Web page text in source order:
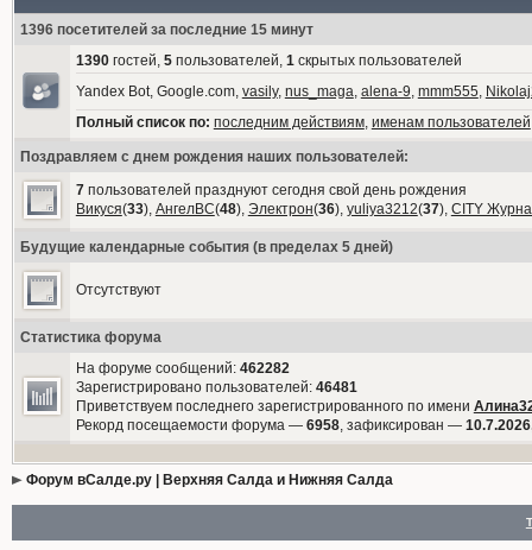
1396 посетителей за последние 15 минут
1390гостей, 5пользователей, 1скрытых пользователей
Yandex Bot, Google.com, vasily, nus_maga, alena-9, mmm555,
Полный список по: последним действиям, именам пользователей
Поздравляем с днем рождения наших пользователей:
7пользователей празднуют сегодня свой день рождения
Викуся(33), АнгелВС(48), Электрон(36), yuliya3212(37), CITY
Будущие календарные события (в пределах 5 дней)
Отсутствуют
Статистика форума
На форуме сообщений: 462282
Зарегистрировано пользователей: 46481
Приветствуем последнего зарегистрированного по имени
Рекорд посещаемости форума — 6958, зафиксирован —
Форум вСалде.ру | Верхняя Салда и Нижняя Салда